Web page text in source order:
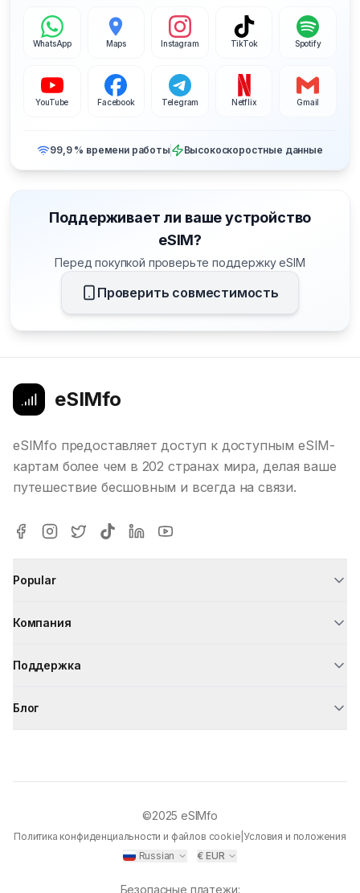
WhatsApp Maps Instagram TikTok Spotify
YouTube Facebook Telegram Netflix Gmail
99,9 % времени работы Высокоскоростные данные
Поддерживает ли ваше устройство
eSIM?
Перед покупкой проверьте поддержку eSIM
Проверить совместимость
eSIMfo
eSIMfo предоставляет доступ к доступным eSIM-
картам более чем в 202 странах мира, делая ваше
путешествие бесшовным и всегда на связи.
Popular
Компания
Поддержка
Блог
©2025 eSIMfo
Политика конфиденциальности и файлов cookie Условия и положения
Russian
€ EUR
Безопасные платежи: